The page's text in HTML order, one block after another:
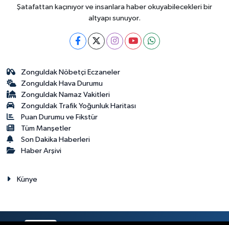
Şatafattan kaçınıyor ve insanlara haber okuyabilecekleri bir
altyapı sunuyor.
Zonguldak Nöbetçi Eczaneler
Zonguldak Hava Durumu
Zonguldak Namaz Vakitleri
Zonguldak Trafik Yoğunluk Haritası
Puan Durumu ve Fikstür
Tüm Manşetler
Son Dakika Haberleri
Haber Arşivi
Künye